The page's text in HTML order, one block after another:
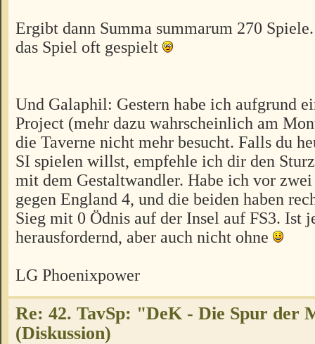
Ergibt dann Summa summarum 270
das Spiel oft gespielt
Und Galaphil: Gestern habe ich aufgrund
Project (mehr dazu wahrscheinlich am
die Taverne nicht mehr besucht. Falls du
SI spielen willst, empfehle ich dir den
mit dem Gestaltwandler. Habe ich vor
gegen England 4, und die beiden haben
Sieg mit 0 Ödnis auf der Insel auf FS3. Ist
herausfordernd, aber auch nicht ohne
LG Phoenixpower
Re: 42. TavSp: "DeK - Die Spur der
(Diskussion)